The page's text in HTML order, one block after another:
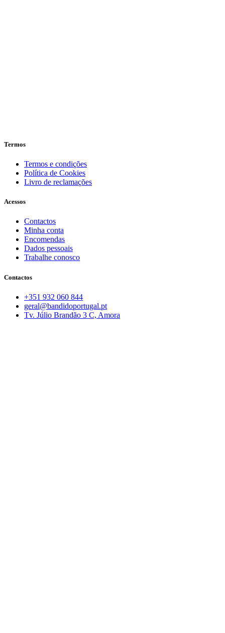
Termos
Termos e condições
Política de Cookies
Livro de reclamações
Acessos
Contactos
Minha conta
Encomendas
Dados pessoais
Trabalhe conosco
Contactos
+351 932 060 844
geral@bandidoportugal.pt
Tv. Júlio Brandão 3 C, Amora